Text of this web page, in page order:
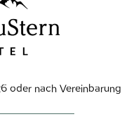
oder nach Vereinbarung